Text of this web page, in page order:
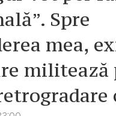
Spre
mea,
militează